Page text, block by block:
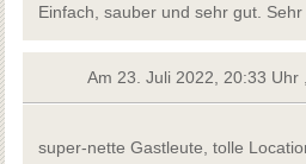
Einfach, sauber und sehr gut.
Am 23. Juli 2022, 20:33 Uhr ,
super-nette Gastleute, tolle